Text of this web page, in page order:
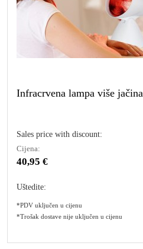
Infracrvena lampa više jačina
Sales price with discount:
Cijena:
40,95 €
Uštedite:
*PDV uključen u cijenu
*Trošak dostave nije uključen u cijenu